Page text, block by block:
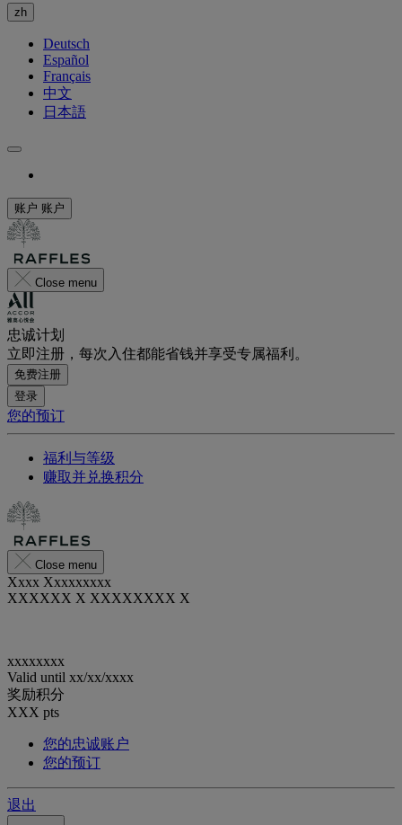
zh
Deutsch
Español
Français
中文
日本語
账户 账户
Close menu
忠诚计划
立即注册，每次入住都能省钱并享受专属福利。
免费注册
登录
您的预订
福利与等级
赚取并兑换积分
Close menu
Xxxx Xxxxxxxxx
XXXXXX X XXXXXXXX X
xxxxxxxx
Valid until xx/xx/xxxx
奖励积分
XXX pts
您的忠诚账户
您的预订
退出